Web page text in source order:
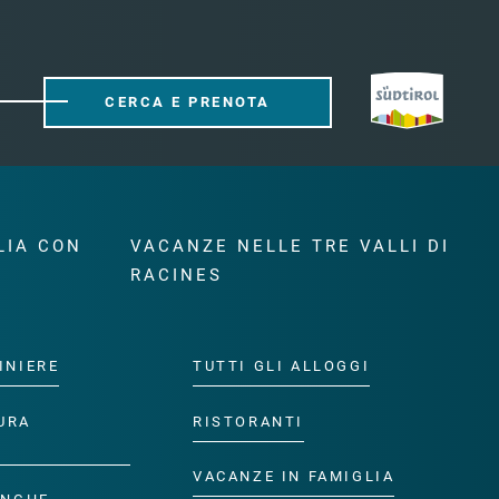
CERCA E PRENOTA
CON
VACANZE NELLE TRE VALLI DI
RACINES
TUTTI GLI ALLOGGI
RISTORANTI
VACANZE IN FAMIGLIA